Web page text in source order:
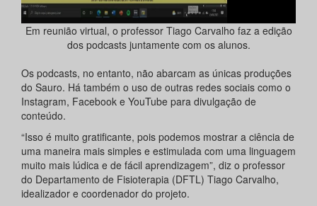
Em reunião virtual, o professor Tiago Carvalho faz a edição
dos podcasts juntamente com os alunos.
Os podcasts, no entanto, não abarcam as únicas produções
do Sauro. Há também o uso de outras redes sociais como o
Instagram, Facebook e YouTube para divulgação de
conteúdo.
“Isso é muito gratificante, pois podemos mostrar a ciência de
uma maneira mais simples e estimulada com uma linguagem
muito mais lúdica e de fácil aprendizagem”, diz o professor
do Departamento de Fisioterapia (DFTL) Tiago Carvalho,
idealizador e coordenador do projeto.